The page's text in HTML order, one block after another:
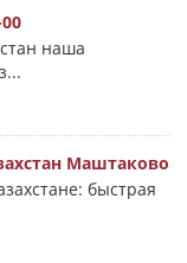
наша
Маштаково
быстрая